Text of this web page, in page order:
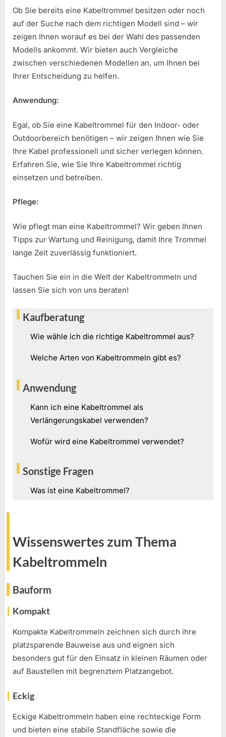
Ob Sie bereits eine Kabeltrommel besitzen oder noch
auf der Suche nach dem richtigen Modell sind – wir
zeigen Ihnen worauf es bei der Wahl des passenden
Modells ankommt. Wir bieten auch Vergleiche
zwischen verschiedenen Modellen an, um Ihnen bei
Ihrer Entscheidung zu helfen.
Anwendung:
Egal, ob Sie eine Kabeltrommel für den Indoor- oder
Outdoorbereich benötigen – wir zeigen Ihnen wie Sie
Ihre Kabel professionell und sicher verlegen können.
Erfahren Sie, wie Sie Ihre Kabeltrommel richtig
einsetzen und betreiben.
Pflege:
Wie pflegt man eine Kabeltrommel? Wir geben Ihnen
Tipps zur Wartung und Reinigung, damit Ihre Trommel
lange Zeit zuverlässig funktioniert.
Tauchen Sie ein in die Welt der Kabeltrommeln und
lassen Sie sich von uns beraten!
Kaufberatung
Wie wähle ich die richtige Kabeltrommel aus?
Welche Arten von Kabeltrommeln gibt es?
Anwendung
Kann ich eine Kabeltrommel als
Verlängerungskabel verwenden?
Wofür wird eine Kabeltrommel verwendet?
Sonstige Fragen
Was ist eine Kabeltrommel?
Wissenswertes zum Thema
Kabeltrommeln
Bauform
Kompakt
Kompakte Kabeltrommeln zeichnen sich durch ihre
platzsparende Bauweise aus und eignen sich
besonders gut für den Einsatz in kleinen Räumen oder
auf Baustellen mit begrenztem Platzangebot.
Eckig
Eckige Kabeltrommeln haben eine rechteckige Form
und bieten eine stabile Standfläche sowie die